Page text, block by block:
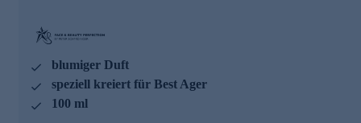
Schmidinger
Das sind Parfums, die auf reifer Haut ihre volle Schönheit
entfalten. Jede Kreation ist so komponiert und jedes Molekül
so dosiert, dass das Peter Schmidinger Summer in Paradise
Eau de Parfum Intense mit dem leicht alkalischen pH-Wert
blumiger Duft
speziell kreiert für Best Ager
100 ml